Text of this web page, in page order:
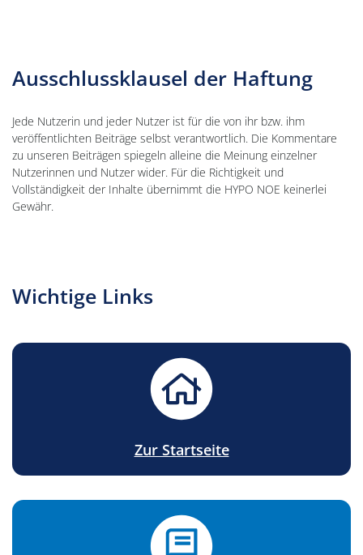
Ausschlussklausel der Haftung
Jede Nutzerin und jeder Nutzer ist für die von ihr bzw. ihm
veröffentlichten Beiträge selbst verantwortlich. Die Kommentare
zu unseren Beiträgen spiegeln alleine die Meinung einzelner
Nutzerinnen und Nutzer wider. Für die Richtigkeit und
Vollständigkeit der Inhalte übernimmt die HYPO NOE keinerlei
Gewähr.
Wichtige Links
Zur Startseite